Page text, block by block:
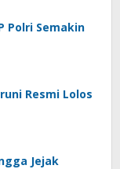
Polri Semakin
Resmi Lolos
Jejak